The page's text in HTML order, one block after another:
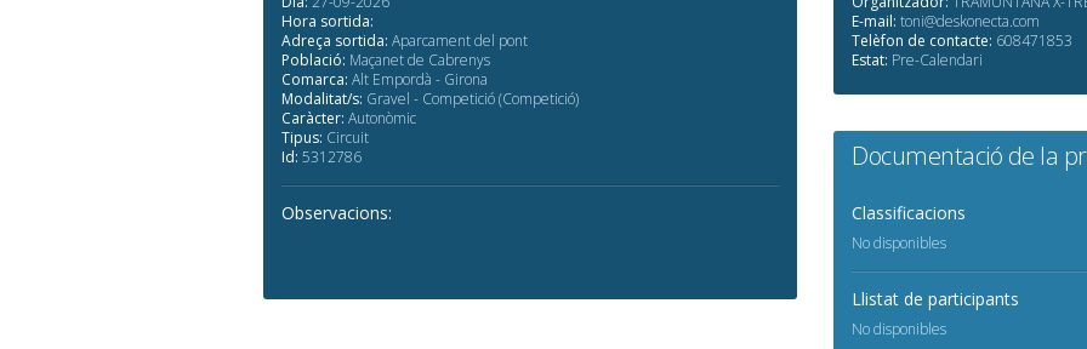
Hora sortida:
Adreça sortida: Aparcament del pont
Població: Maçanet de Cabrenys
Comarca: Alt Empordà - Girona
Modalitat/s: Gravel - Competició (Competició)
Caràcter: Autonòmic
Tipus: Circuit
Id: 5312786
Observacions:
E-mail: toni@deskonecta.com
Telèfon de contacte: 608471853
Estat: Pre-Calendari
Documentació de la
Classificacions
No disponibles
Llistat de participants
No disponibles